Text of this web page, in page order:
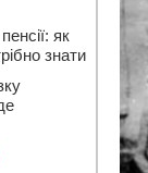
як
знати